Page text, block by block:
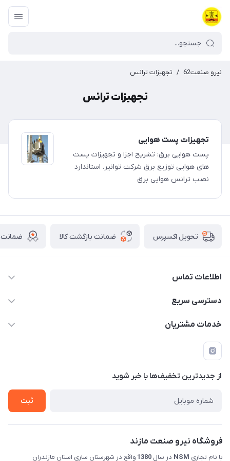
نیرو صنعت62 / تجهیزات ترانس
تجهیزات ترانس
تجهیزات پست هوایی
پست هوایی برق: تشریح اجزا و تجهیزات پست
های هوایی توزیع برق شرکت توانیر. استاندارد
نصب ترانس هوایی برق
تحویل اکسپرس ضمانت بازگشت کالا ضمانت
اطلاعات تماس
011-33376810 /// 09123594705 /// 09030910517
عبوری 32 فروشگاه نیرو صنعت مازند (صابریان)
دسترسی سریع
حساب کاربری
لیست محصولات
درباره ما
خدمات مشتریان
قوانین و مقررات
حریم خصوصی
راهنما
از جدید‌ترین تخفیف‌ها با‌ خبر شوید
ثبت
فروشگاه نیرو صنعت مازند
با نام تجاری NSM در سال 1380 واقع در شهرستان ساری استان مازندران